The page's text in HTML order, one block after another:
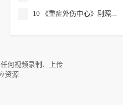
10 《重症外伤中心》剧照...
何视频录制、上传
资源